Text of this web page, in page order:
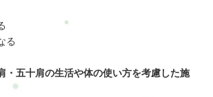
る
・五十肩の生活や体の使い方を考慮した施